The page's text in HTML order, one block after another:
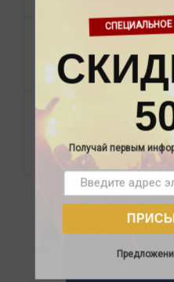
Лучший
16 Мар 2018
Из чего
саксофона?
27 Июн 2017
Получай первым